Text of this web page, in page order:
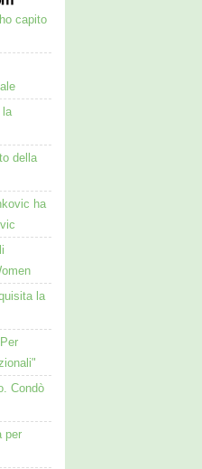
capito
la
della
ha
la
Condò
per